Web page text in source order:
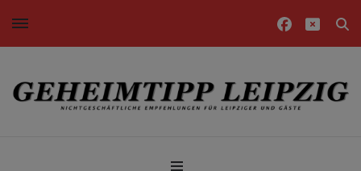
Nichtgeschäftliche Empfehlungen für Leipziger und Gäste